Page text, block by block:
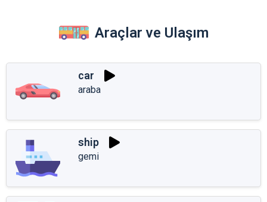
Araçlar ve Ulaşım
car
araba
ship
gemi